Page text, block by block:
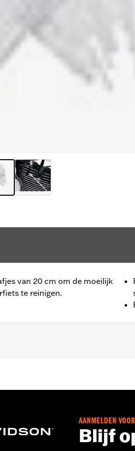
van 20 cm om de moeilijk
te reinigen.
AANMELDEN
Blijf